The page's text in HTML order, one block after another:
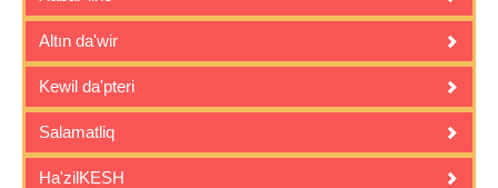
Altın da'wir
Kewil da'pteri
Salamatliq
Ha'zilKESH